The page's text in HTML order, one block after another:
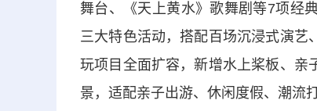
舞台、《天上黄水》歌舞剧等7项经
三大特色活动，搭配百场沉浸式演艺
玩项目全面扩容，新增水上桨板、亲
景，适配亲子出游、休闲度假、潮流